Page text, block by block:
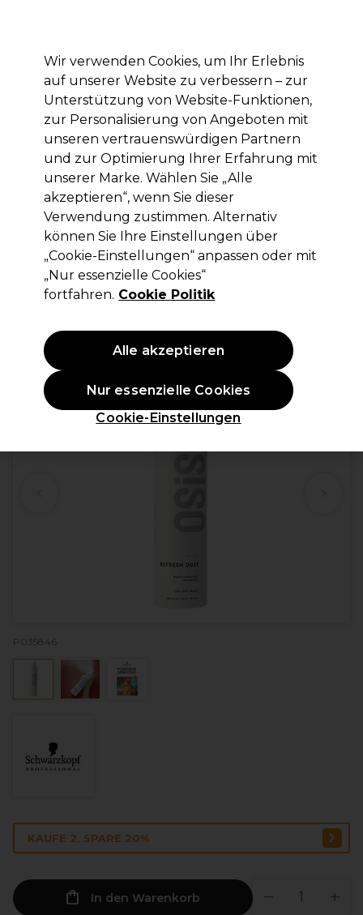
Anmelden
Marken Deals Haare Elektrogeräte Saloneinrichtung
Lieferung und Lieferzeiten
– mehr erfahren
Schwarzkopf Professional
Schwarzkopf Osis+ Refresh Dust
300ml
(2)
14,21 € ohne MwSt. (PROFI-PREIS)
16,91 €inkl. MwSt.)| 4.74 € pro 100ml
ANGEBOT
P035846
KAUFE 2, SPARE 20%
In den Warenkorb
Wir verwenden Cookies, um Ihr Erlebnis
auf unserer Website zu verbessern – zur
Unterstützung von Website-Funktionen,
zur Personalisierung von Angeboten mit
unseren vertrauenswürdigen Partnern
und zur Optimierung Ihrer Erfahrung mit
unserer Marke. Wählen Sie „Alle
akzeptieren“, wenn Sie dieser
Verwendung zustimmen. Alternativ
können Sie Ihre Einstellungen über
„Cookie-Einstellungen“ anpassen oder mit
„Nur essenzielle Cookies“
fortfahren. Cookie Politik
Cookie-Einstellungen
Nur essenzielle Cookies
Alle akzeptieren